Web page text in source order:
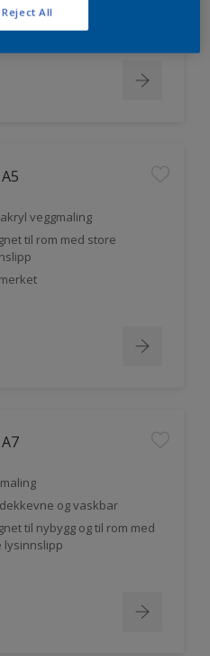
veggmaling
til rom med store
og vaskbar
til nybygg og til rom med
lysinnslipp
Reject All